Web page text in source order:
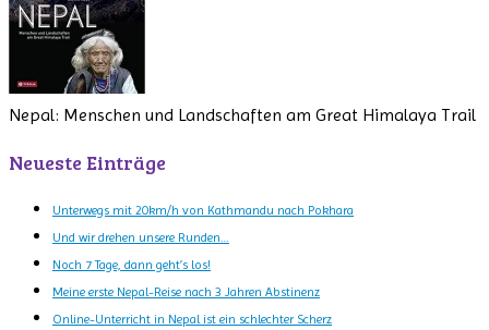
Nepal: Menschen und Landschaften am Great Himalaya Trail
Neueste Einträge
Unterwegs mit 20km/h von Kathmandu nach Pokhara
Und wir drehen unsere Runden…
Noch 7 Tage, dann geht’s los!
Meine erste Nepal-Reise nach 3 Jahren Abstinenz
Online-Unterricht in Nepal ist ein schlechter Scherz